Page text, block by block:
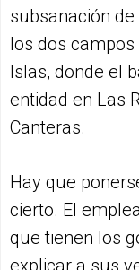
subsanación
los dos
Islas, donde el
entidad en Las
Canteras.
Hay que
cierto. El
que tienen los
explicar a sus